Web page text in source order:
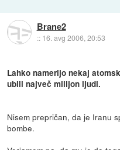
Brane2
:: 16. avg 2006, 20:53
Lahko namerijo nekaj
ubili največ milijon ljudi.
Nisem prepričan, da je Iranu
bombe.